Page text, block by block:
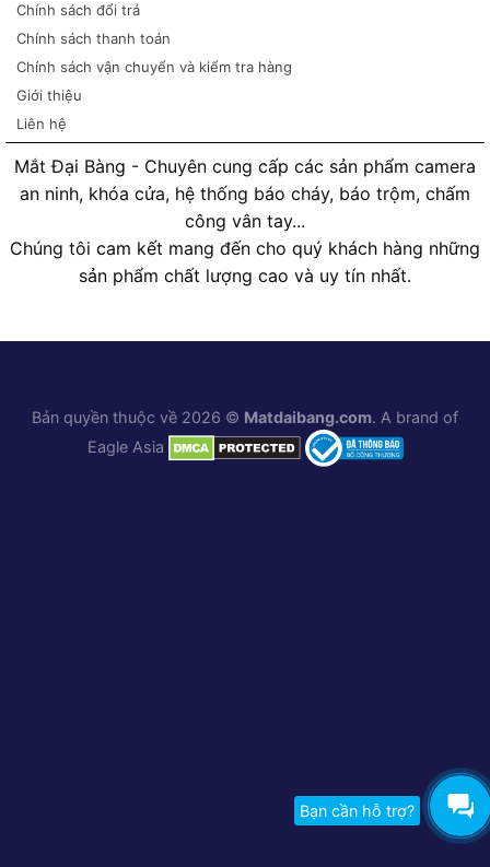
Chính sách đổi trả
Chính sách thanh toán
Chính sách vận chuyển và kiểm tra hàng
Giới thiệu
Liên hệ
Mắt Đại Bàng - Chuyên cung cấp các sản phẩm camera
an ninh, khóa cửa, hệ thống báo cháy, báo trộm, chấm
công vân tay...
Chúng tôi cam kết mang đến cho quý khách hàng những
sản phẩm chất lượng cao và uy tín nhất.
Bạn cần hỗ trợ?
Bản quyền thuộc về 2026 © Matdaibang.com. A brand of
Eagle Asia